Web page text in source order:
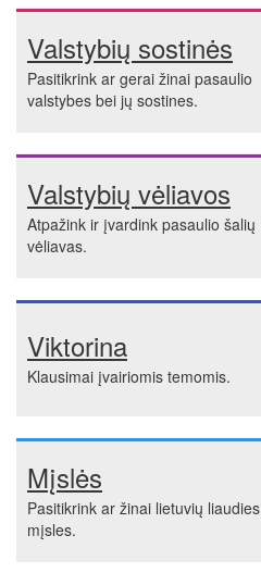
Valstybių sostinės
Pasitikrink ar gerai žinai pasaulio
valstybes bei jų sostines.
Valstybių vėliavos
Atpažink ir įvardink pasaulio šalių
vėliavas.
Viktorina
Klausimai įvairiomis temomis.
Mįslės
Pasitikrink ar žinai lietuvių liaudies
mįsles.